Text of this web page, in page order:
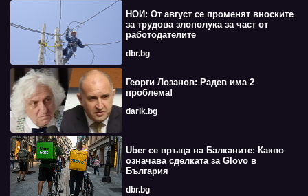
НОИ: От август се променят вноските
за трудова злополука за част от
работодателите
dbr.bg
Георги Лозанов: Радев има 2
проблема!
darik.bg
Uber се връща на Балканите: Какво
означава сделката за Glovo в
България
dbr.bg